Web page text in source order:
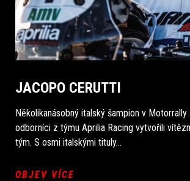
JACOPO CERUTTI
Několikanásobný italský šampion v
odborníci z týmu Aprilia Racing vytvořili
tým. S osmi italskými tituly...
OBJEV VÍCE